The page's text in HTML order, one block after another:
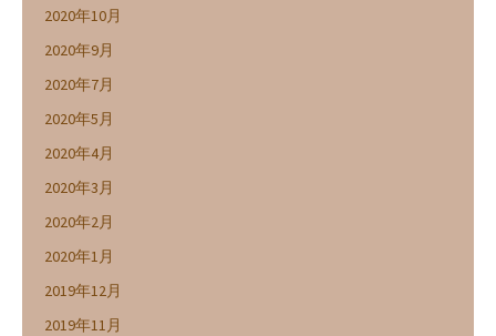
2020年10月
2020年9月
2020年7月
2020年5月
2020年4月
2020年3月
2020年2月
2020年1月
2019年12月
2019年11月